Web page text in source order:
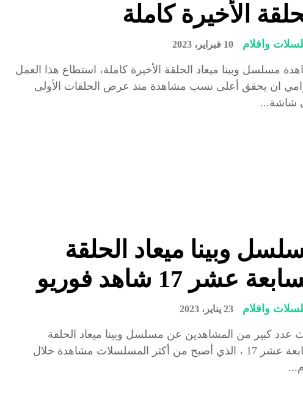
الأخيرة كاملة
وافلام 10 فبراير، 2023
مسلسل وبينا ميعاد الحلقة الأخيرة كاملة، استطاع هذا العمل
ان يحقق أعلى نسب مشاهدة منذ عرض الحلقات الأولى
شاشة...
وبينا ميعاد الحلقة
عشر 17 شاهد فوريو
وافلام 23 يناير، 2023
عدد كبير من المشاهدين عن مسلسل وبينا ميعاد الحلقة
السابعة عشر 17 ، الذي أصبح من أكثر المسلسلات مشاهدة خلال